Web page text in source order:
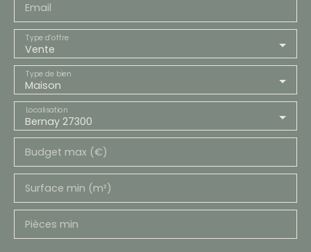
Email
Vente
Type d'offre
Maison
Type de bien
Bernay 27300
Localisation
Budget max (€)
Surface min (m²)
Pièces min